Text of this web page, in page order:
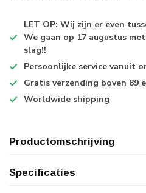
LET OP: Wij zijn er even
We gaan op 17 augustus
slag!!
Persoonlijke service vanuit
Gratis verzending boven 89
Worldwide shipping
Productomschrijving
Specificaties